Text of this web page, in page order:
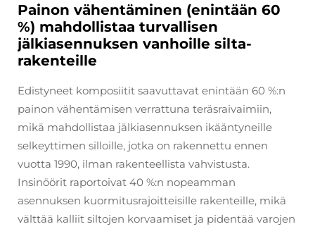
Painon vähentäminen (enintään 60
%) mahdollistaa turvallisen
jälkiasennuksen vanhoille silta-
rakenteille
Edistyneet komposiitit saavuttavat enintään 60 %:n
painon vähentämisen verrattuna teräsraivaimiin,
mikä mahdollistaa jälkiasennuksen ikääntyneille
selkeyttimen silloille, jotka on rakennettu ennen
vuotta 1990, ilman rakenteellista vahvistusta.
Insinöörit raportoivat 40 %:n nopeamman
asennuksen kuormitusrajoitteisille rakenteille, mikä
välttää kalliit siltojen korvaamiset ja pidentää varojen